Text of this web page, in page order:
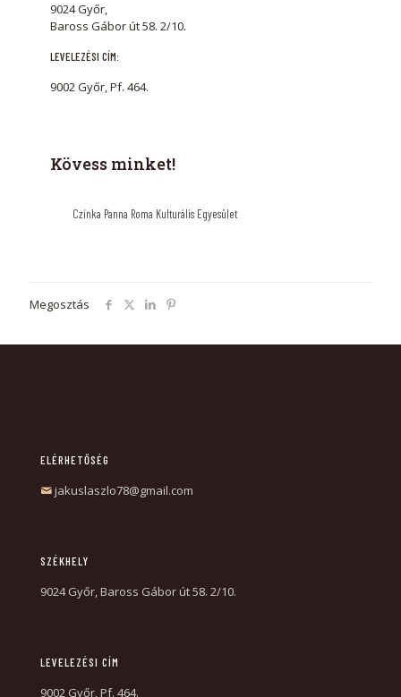
9024 Győr,
Baross Gábor út 58. 2/10.
LEVELEZÉSI CÍM:
9002 Győr, Pf. 464.
Kövess minket!
Czinka Panna Roma Kulturális Egyesület
Megosztás
ELÉRHETŐSÉG
jakuslaszlo78@gmail.com
SZÉKHELY
9024 Győr, Baross Gábor út 58. 2/10.
LEVELEZÉSI CÍM
9002 Győr, Pf. 464.